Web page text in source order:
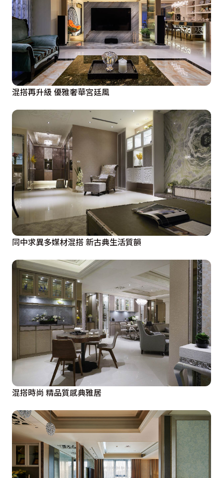
混搭再升級 優雅奢華宮廷風
同中求異多媒材混搭 新古典生活質韻
混搭時尚 精品質感典雅居